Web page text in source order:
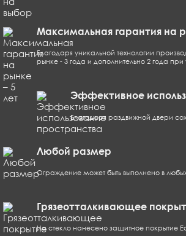
Максимальная гарантия на
Благодаря уникальной технологии
рынке - 3 года и дополнительно 2 года
Эффективное
Благодаря раздвижной двери
Любой размер
Ограждение может быть выполнено в
Грязеотталкивающее
На стекло нанесено защитное покрытие